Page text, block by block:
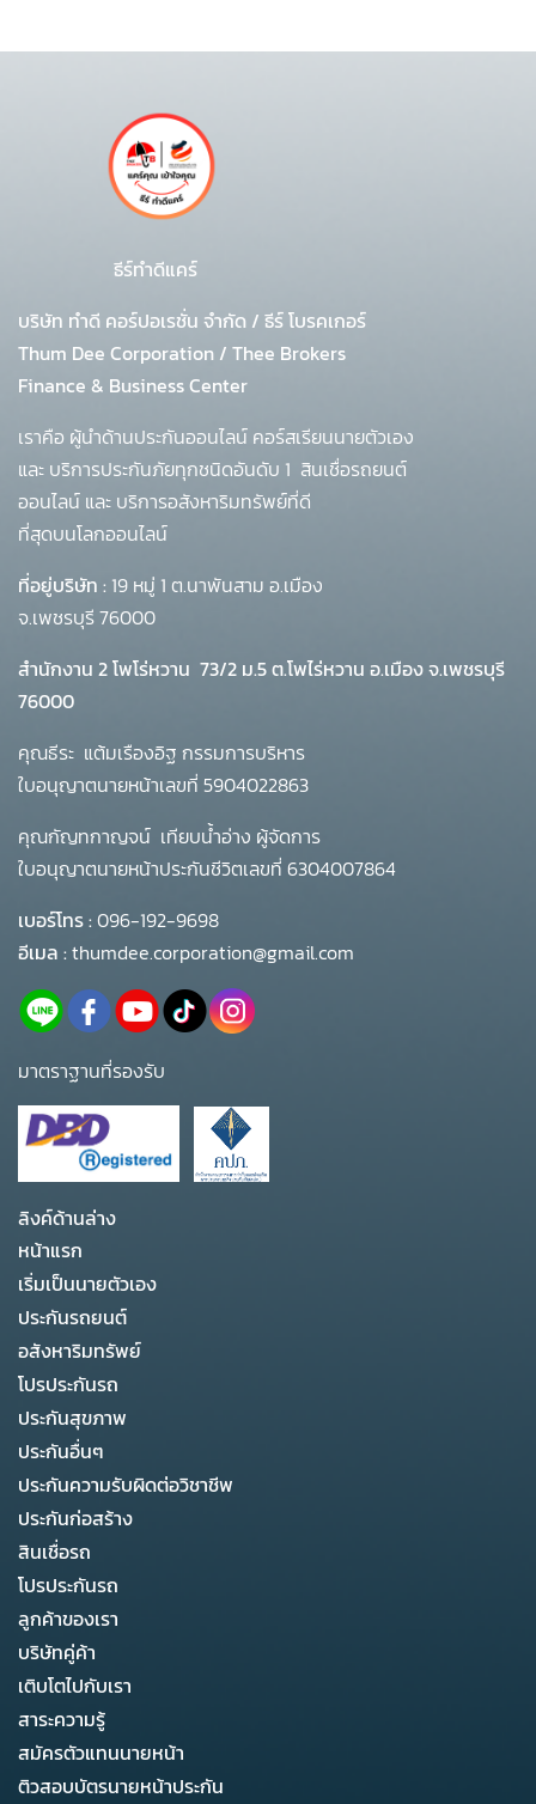
ธีร์ทำดีแคร์
บริษัท ทำดี คอร์ปอเรชั่น จำกัด / ธีร์ โบรคเกอร์
Thum Dee Corporation / Thee Brokers
Finance & Business Center
เราคือ ผู้นำด้านประกันออนไลน์ คอร์สเรียนนายตัวเอง
และ บริการประกันภัยทุกชนิดอันดับ 1 สินเชื่อรถยนต์
ออนไลน์ และ บริการอสังหาริมทรัพย์ที่ดี
ที่สุดบนโลกออนไลน์
ที่อยู่บริษัท : 19 หมู่ 1 ต.นาพันสาม อ.เมือง
จ.เพชรบุรี 76000
สำนักงาน 2 โพโร่หวาน 73/2 ม.5 ต.โพไร่หวาน อ.เมือง จ.เพชรบุรี
76000
คุณธีระ แต้มเรืองอิฐ กรรมการบริหาร
ใบอนุญาตนายหน้าเลขที่ 5904022863
คุณกัญทกาญจน์ เทียบน้ำอ่าง ผู้จัดการ
ใบอนุญาตนายหน้าประกันชีวิตเลขที่ 6304007864
เบอร์โทร :096-192-9698
อีเมล :thumdee.corporation@gmail.com
มาตราฐานที่รองรับ
ลิงค์ด้านล่าง
หน้าแรก
เริ่มเป็นนายตัวเอง
ประกันรถยนต์
อสังหาริมทรัพย์
โปรประกันรถ
ประกันสุขภาพ
ประกันอื่นๆ
ประกันความรับผิดต่อวิชาชีพ
ประกันก่อสร้าง
สินเชื่อรถ
โปรประกันรถ
ลูกค้าของเรา
บริษัทคู่ค้า
เติบโตไปกับเรา
สาระความรู้
สมัครตัวแทนนายหน้า
ติวสอบบัตรนายหน้าประกัน